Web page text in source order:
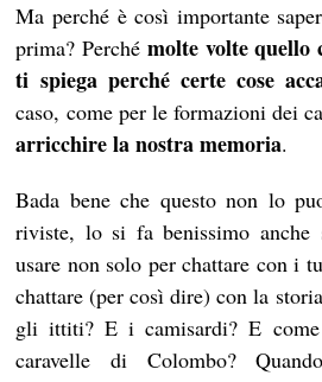
Ma perché è così importante
prima? Perché molte volte quello
ti spiega perché certe cose
caso, come per le formazioni dei
arricchire la nostra memoria.
Bada bene che questo non lo
riviste, lo si fa benissimo anche
usare non solo per chattare con i
chattare (per così dire) con la
gli ittiti? E i camisardi? E
caravelle di Colombo?